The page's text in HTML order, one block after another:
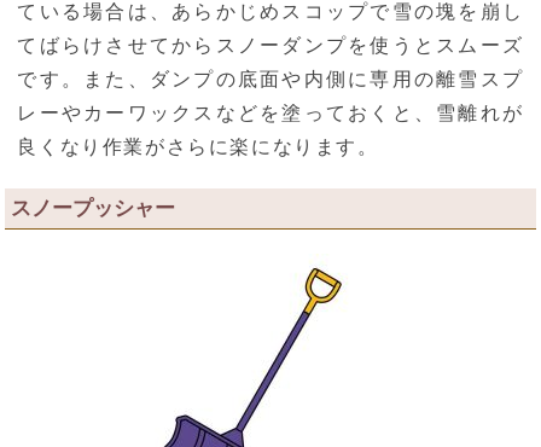
ている場合は、あらかじめスコップで雪の塊を崩し
てばらけさせてからスノーダンプを使うとスムーズ
です。また、ダンプの底面や内側に専用の離雪スプ
レーやカーワックスなどを塗っておくと、雪離れが
良くなり作業がさらに楽になります。
スノープッシャー